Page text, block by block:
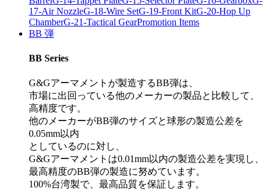
17-Air NozzleG-18-Wire SetG-19-Front KitG-20-Hop Up
ChamberG-21-Tactical GearPromotion Items
BB 弾
BB Series
G&Gアーマメントが製造するBB弾は、
市場に出回っている他のメーカーの製品と比較して、
高精度です。
他のメーカーがBB弾のサイズと球形の製造公差を
0.05mm以内
としているのに対し、
G&Gアーマメントは0.01mm以内の製造公差を実現し、
最高精度のBB弾の製造に努めています。
100%台湾製で、最高品質を保証します。